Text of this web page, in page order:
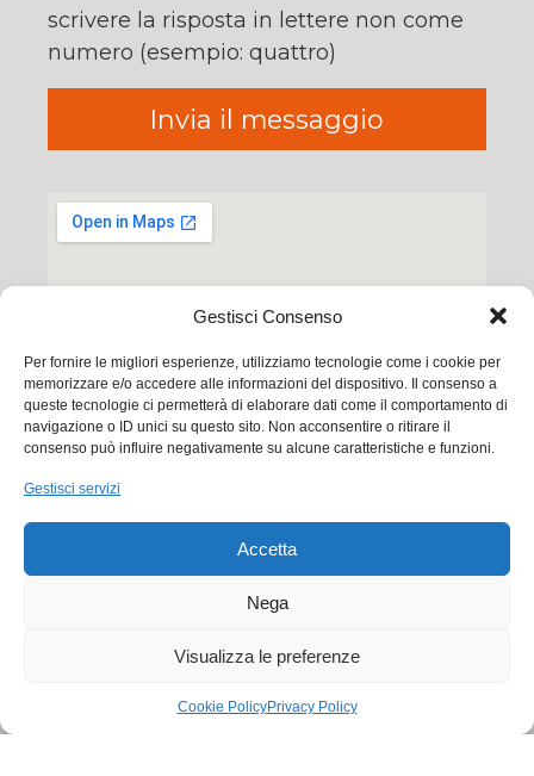
Gestisci Consenso
Per fornire le migliori esperienze, utilizziamo tecnologie come i cookie per
memorizzare e/o accedere alle informazioni del dispositivo. Il consenso a
queste tecnologie ci permetterà di elaborare dati come il comportamento di
navigazione o ID unici su questo sito. Non acconsentire o ritirare il
consenso può influire negativamente su alcune caratteristiche e funzioni.
Gestisci servizi
Accetta
Nega
Visualizza le preferenze
Cookie PolicyPrivacy Policy
scrivere la risposta in lettere non come
numero (esempio: quattro)
Ego Communication srl
Via Francesco Baracca, 88 50127 Firenze
Tel. +39 0556533256
commerciale@ego.it